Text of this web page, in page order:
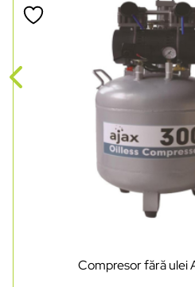
Compresor fără ulei